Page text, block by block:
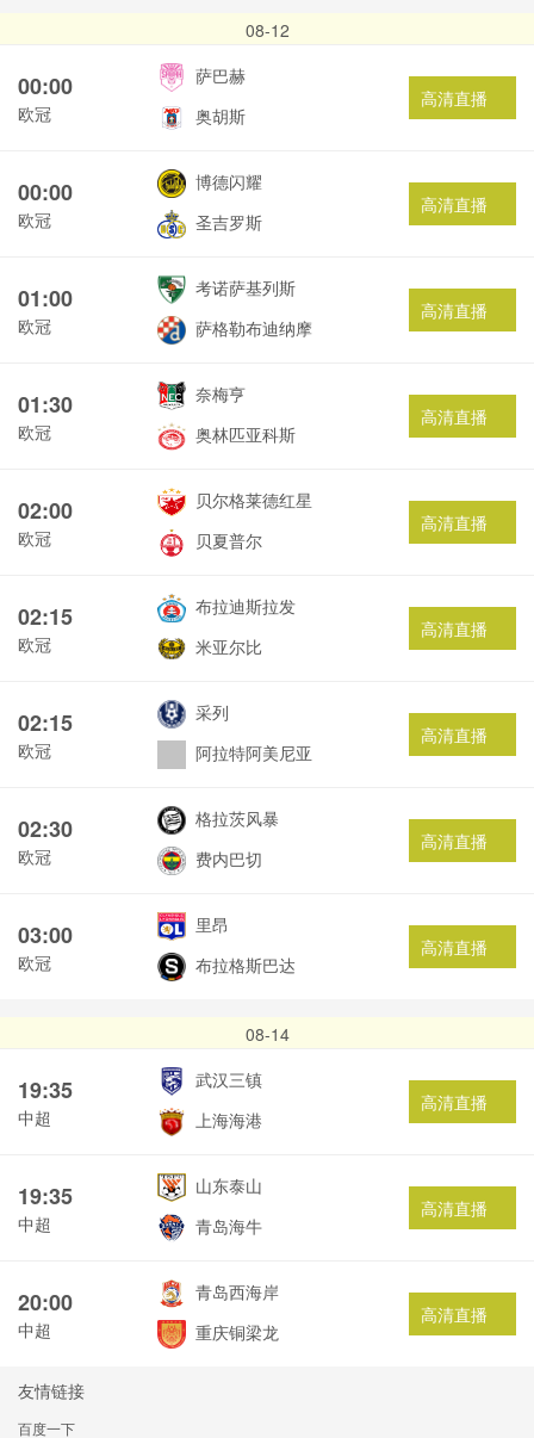
08-12
00:00
欧冠
萨巴赫
奥胡斯
高清直播
00:00
欧冠
博德闪耀
圣吉罗斯
高清直播
01:00
欧冠
考诺萨基列斯
萨格勒布迪纳摩
高清直播
01:30
欧冠
奈梅亨
奥林匹亚科斯
高清直播
02:00
欧冠
贝尔格莱德红星
贝夏普尔
高清直播
02:15
欧冠
布拉迪斯拉发
米亚尔比
高清直播
02:15
欧冠
采列
阿拉特阿美尼亚
高清直播
02:30
欧冠
格拉茨风暴
费内巴切
高清直播
03:00
欧冠
里昂
布拉格斯巴达
高清直播
08-14
19:35
中超
武汉三镇
上海海港
高清直播
19:35
中超
山东泰山
青岛海牛
高清直播
20:00
中超
青岛西海岸
重庆铜梁龙
高清直播
友情链接
百度一下